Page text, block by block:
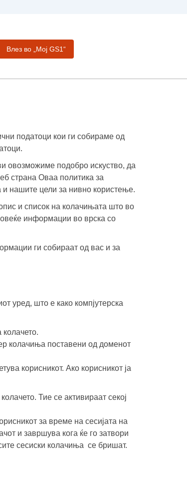
Влез во „Moj GS1“
податоци кои ги собираме од
овозможиме подобро искуство, да
страна Оваа политика за
нашите цели за нивно користење.
и список на колачињата што во
информации во врска со
ги собираат од вас и за
уред, што е како компјутерска
колачето.
колачиња поставени од доменот
корисникот. Ако корисникот ја
Тие се активираат секој
за време на сесијата на
и завршува кога ќе го затвори
сесиски колачиња се бришат.